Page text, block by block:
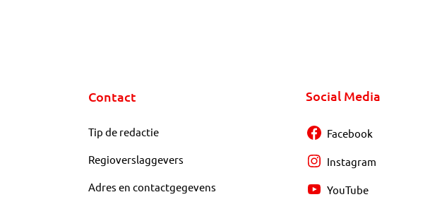
Contact
Tip de redactie
Regioverslaggevers
Adres en contactgegevens
Social Media
Facebook
Instagram
YouTube